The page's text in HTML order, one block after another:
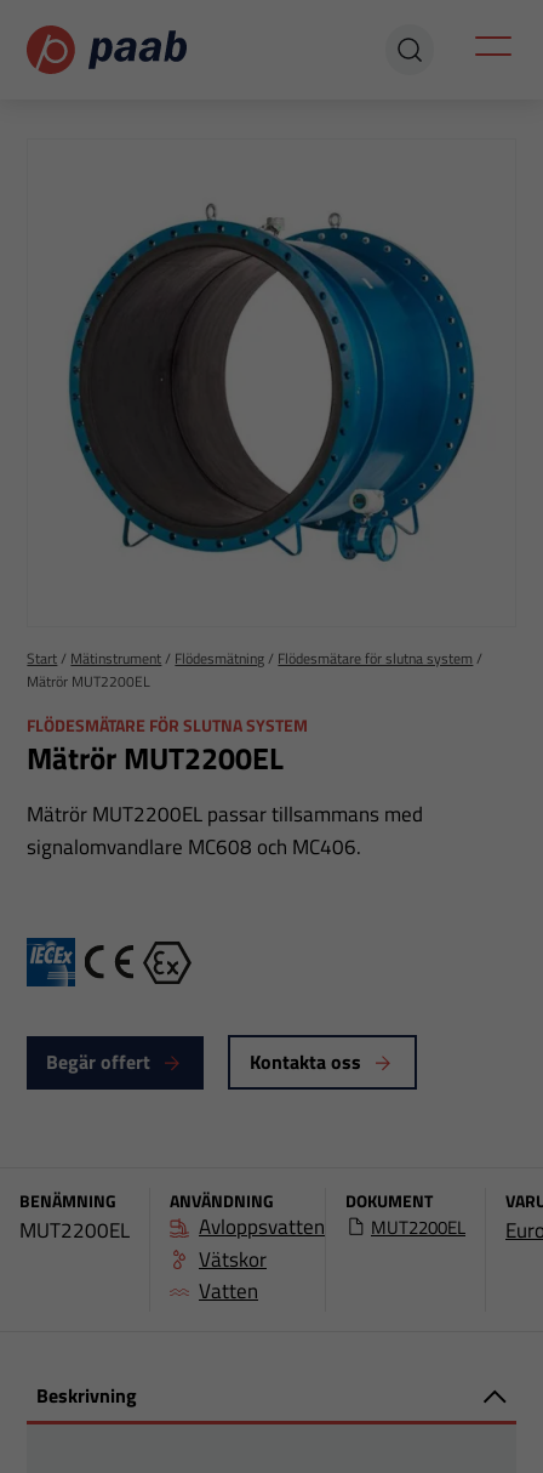
Start/ Mätinstrument/ Flödesmätning/ Flödesmätare för slutna system /
Mätrör MUT2200EL
FLÖDESMÄTARE FÖR SLUTNA SYSTEM
Mätrör MUT2200EL
Mätrör MUT2200EL passar tillsammans med
signalomvandlare MC608 och MC406.
IECEx CE Ex
Begär offert Kontakta oss
BENÄMNING
MUT2200EL
ANVÄNDNING
Avloppsvatten
Vätskor
Vatten
DOKUMENT
MUT2200EL
Beskrivning